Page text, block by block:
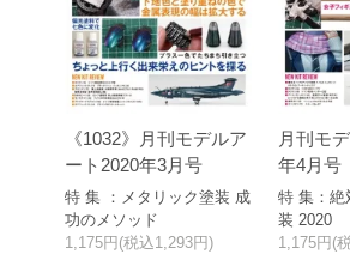
《1032》月刊モデルア
ート2020年3月号
特 集 ：メタリック塗装 成
功のメソッド
1,175円(税込1,293円)
月刊モ
年4月号
特 集：絶
装 2020
1,175円(